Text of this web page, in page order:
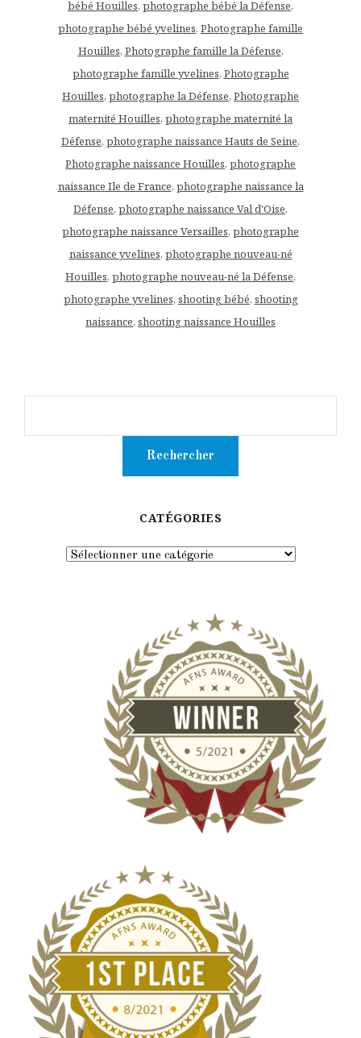
bébé Houilles, photographe bébé la Défense,
photographe bébé yvelines, Photographe famille
Houilles, Photographe famille la Défense,
photographe famille yvelines, Photographe
Houilles, photographe la Défense, Photographe
maternité Houilles, photographe maternité la
Défense, photographe naissance Hauts de Seine,
Photographe naissance Houilles, photographe
naissance Ile de France, photographe naissance la
Défense, photographe naissance Val d'Oise,
photographe naissance Versailles, photographe
naissance yvelines, photographe nouveau-né
Houilles, photographe nouveau-né la Défense,
photographe yvelines, shooting bébé, shooting
naissance, shooting naissance Houilles
CATÉGORIES